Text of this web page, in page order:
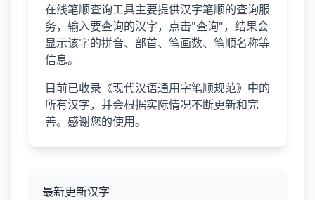
在线笔顺查询工具主要提供汉字笔顺的查询服
务，输入要查询的汉字，点击"查询"，结果会
显示该字的拼音、部首、笔画数、笔顺名称等
信息。
目前已收录《现代汉语通用字笔顺规范》中的
所有汉字，并会根据实际情况不断更新和完
善。感谢您的使用。
最新更新汉字